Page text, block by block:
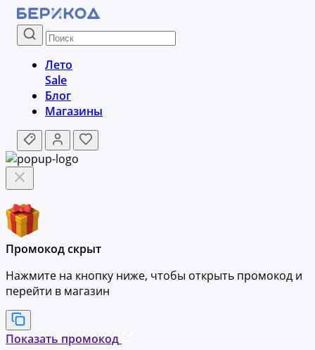
Лето
Sale
Блог
Магазины
Промокод скрыт
Нажмите на кнопку ниже, чтобы открыть промокод и
перейти в магазин
Показать промокод